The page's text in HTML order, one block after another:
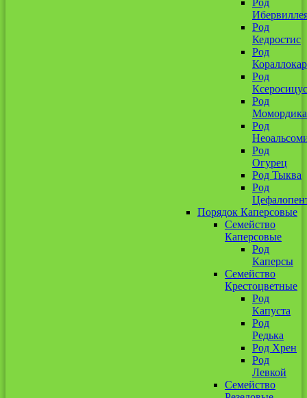
Род
Род
Кедростис
Род
Род
Ксеросицус
Род
Момордика
Род
Род
Огурец
Род Тыква
Род
Порядок Каперсовые
Семейство
Каперсовые
Род
Каперсы
Семейство
Крестоцветные
Род
Капуста
Род
Редька
Род Хрен
Род
Левкой
Семейство